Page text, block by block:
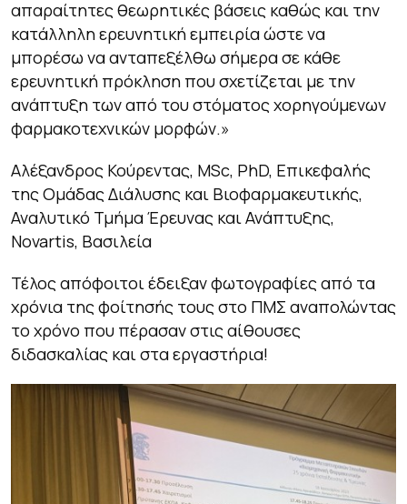
απαραίτητες θεωρητικές βάσεις καθώς και την
κατάλληλη ερευνητική εμπειρία ώστε να
μπορέσω να ανταπεξέλθω σήμερα σε κάθε
ερευνητική πρόκληση που σχετίζεται με την
ανάπτυξη των από του στόματος χορηγούμενων
φαρμακοτεχνικών μορφών.»
Αλέξανδρος Κούρεντας, MSc, PhD, Επικεφαλής
της Ομάδας Διάλυσης και Βιοφαρμακευτικής,
Αναλυτικό Τμήμα Έρευνας και Ανάπτυξης,
Novartis, Βασιλεία
Τέλος απόφοιτοι έδειξαν φωτογραφίες από τα
χρόνια της φοίτησής τους στο ΠΜΣ αναπολώντας
το χρόνο που πέρασαν στις αίθουσες
διδασκαλίας και στα εργαστήρια!